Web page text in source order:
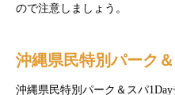
ので注意しましょう。
沖縄県民特別パーク
沖縄県民特別パーク＆スパ